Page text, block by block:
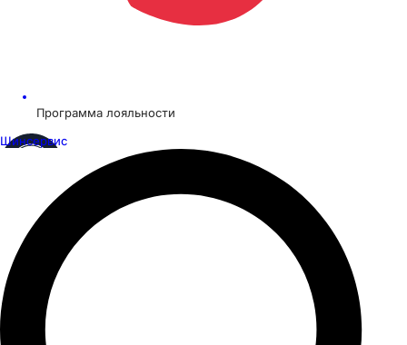
Программа лояльности
Шинсервис